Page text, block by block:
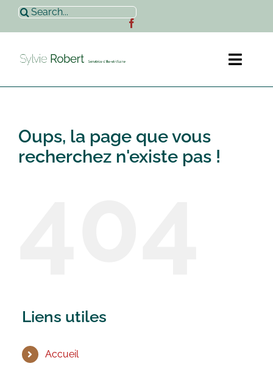
Passer
contenu
Rechercher:
Sylvie Robert
Oups, la page que vous
recherchez n'existe pas !
Liens utiles
Accueil